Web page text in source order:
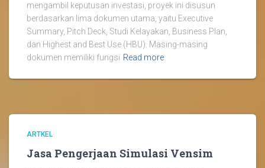
mengambil keputusan investasi, proyek ini disusun
berdasarkan lima dokumen utama, yaitu Executive
Summary, Pitch Deck, Studi Kelayakan, Business Plan,
dan Highest and Best Use (HBU). Masing-masing
dokumen memiliki fungsi Read more
ARTKEL
Jasa Pengerjaan Simulasi Vensim